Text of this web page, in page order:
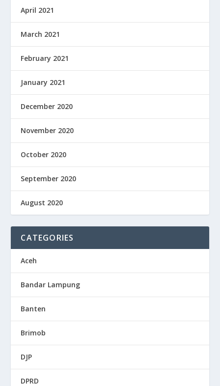
April 2021
March 2021
February 2021
January 2021
December 2020
November 2020
October 2020
September 2020
August 2020
CATEGORIES
Aceh
Bandar Lampung
Banten
Brimob
DJP
DPRD